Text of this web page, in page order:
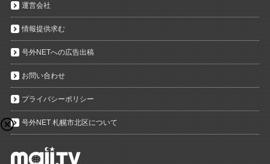
運営会社
情報提供求む
号外NETへの広告出稿
お問い合わせ
プライバシーポリシー
号外NET 札幌市北区について